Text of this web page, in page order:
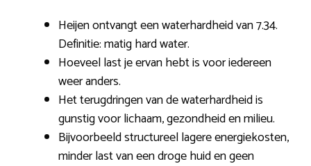
Heijen ontvangt een waterhardheid van 7.34.
Definitie: matig hard water.
Hoeveel last je ervan hebt is voor iedereen
weer anders.
Het terugdringen van de waterhardheid is
gunstig voor lichaam, gezondheid en milieu.
Bijvoorbeeld structureel lagere energiekosten,
minder last van een droge huid en geen